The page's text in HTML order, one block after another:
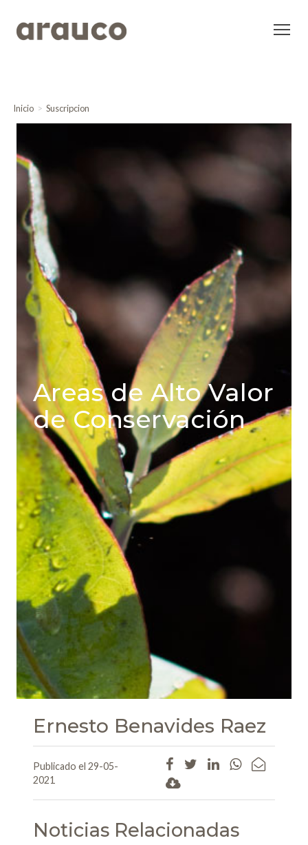
Inicio Suscripcion
Areas de Alto Valor
de Conservación
Ernesto Benavides Raez
Publicado el 29-05-
2021
Noticias Relacionadas